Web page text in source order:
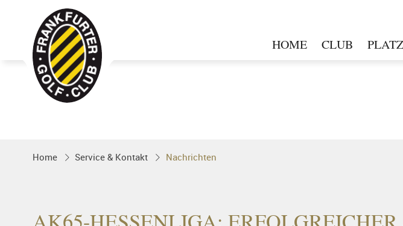
HOME CLUB PLATZ
Golfgenuss und Spitzensport mitten in
FRANKFURT
Home Service & Kontakt Nachrichten